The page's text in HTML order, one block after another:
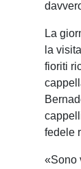
La
la
fioriti
fedele
«Sono